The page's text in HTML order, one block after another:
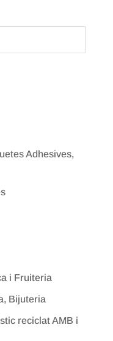
Adhesives,
i Fruiteria
Bijuteria
reciclat AMB i